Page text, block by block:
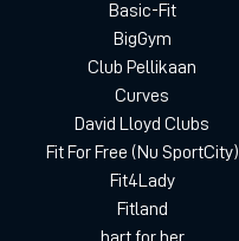
Basic-Fit
BigGym
Club Pellikaan
Curves
David Lloyd Clubs
Fit For Free (Nu SportCity)
Fit4Lady
Fitland